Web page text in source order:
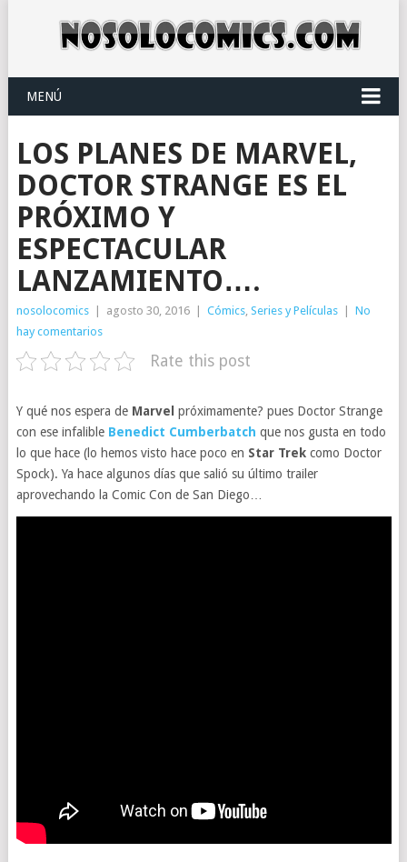
MENÚ
LOS PLANES DE MARVEL,
DOCTOR STRANGE ES EL
PRÓXIMO Y
ESPECTACULAR
LANZAMIENTO….
nosolocomics agosto 30, 2016 Cómics, Series y Películas
No
hay comentarios
Rate this post
Y qué nos espera de Marvel próximamente? pues Doctor Strange
con ese infalible Benedict Cumberbatch que nos gusta en todo
lo que hace (lo hemos visto hace poco en Star Trek como Doctor
Spock). Ya hace algunos días que salió su último trailer
aprovechando la Comic Con de San Diego…